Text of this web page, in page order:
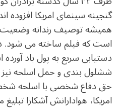
گنجینه سینمای امریکا افزوده
همیشه توصیف رندانه وضعیت
است که فیلم ساخته می شود.
دستیابی سریع به پول باد
ششلول بندی و حمل اسلحه
حق دفاع شخصی با اسلحه
امریکا، هوادارانش آشکارا